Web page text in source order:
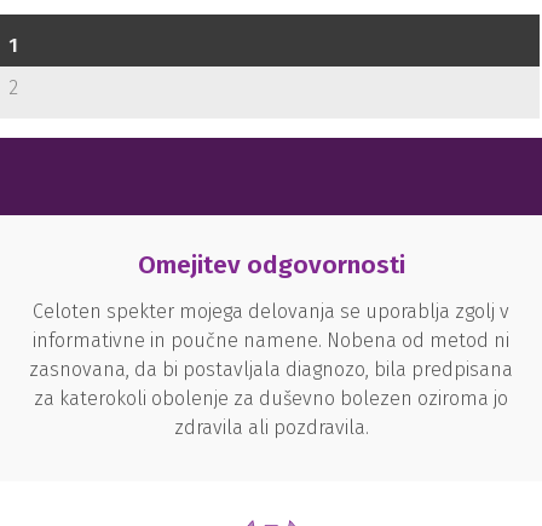
1
2
Omejitev odgovornosti
Celoten spekter mojega delovanja se uporablja zgolj v
informativne in poučne namene. Nobena od metod ni
zasnovana, da bi postavljala diagnozo, bila predpisana
za katerokoli obolenje za duševno bolezen oziroma jo
zdravila ali pozdravila.